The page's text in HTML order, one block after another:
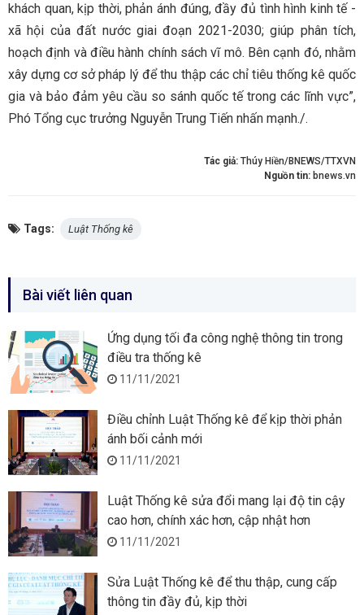
khách quan, kịp thời, phản ánh đúng, đầy đủ tình hình kinh tế -
xã hội của đất nước giai đoạn 2021-2030; giúp phân tích,
hoạch định và điều hành chính sách vĩ mô. Bên cạnh đó, nhằm
xây dựng cơ sở pháp lý để thu thập các chỉ tiêu thống kê quốc
gia và bảo đảm yêu cầu so sánh quốc tế trong các lĩnh vực”,
Phó Tổng cục trưởng Nguyễn Trung Tiến nhấn mạnh./.
Tác giả: Thúy Hiền/BNEWS/TTXVN
Nguồn tin: bnews.vn
Tags: Luật Thống kê
Bài viết liên quan
Ứng dụng tối đa công nghệ thông tin trong
điều tra thống kê
11/11/2021
Điều chỉnh Luật Thống kê để kịp thời phản
ánh bối cảnh mới
11/11/2021
Luật Thống kê sửa đổi mang lại độ tin cậy
cao hơn, chính xác hơn, cập nhật hơn
11/11/2021
Sửa Luật Thống kê để thu thập, cung cấp
thông tin đầy đủ, kịp thời